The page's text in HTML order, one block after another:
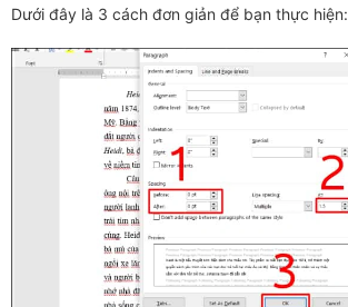
Dưới đây là 3 cách đơn giản để bạn thực hiện: